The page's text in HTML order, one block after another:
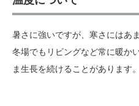
暑さに強いですが、寒さにはあ
冬場でもリビングなど常に暖か
ま生長を続けることがあります。